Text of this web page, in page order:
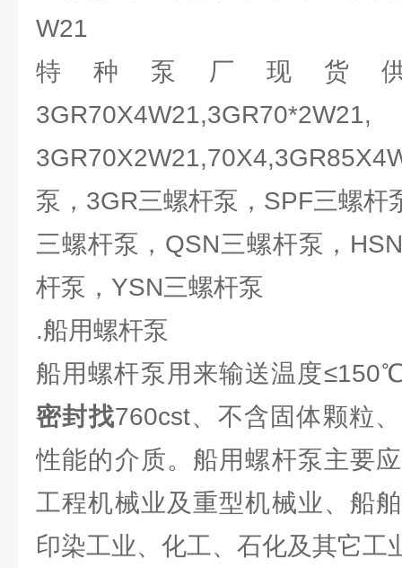
W21
特种泵厂现货
泵，3GR三螺杆泵，SPF三螺杆
三螺杆泵，QSN三螺杆泵，
杆泵，YSN三螺杆泵
.船用螺杆泵
船用螺杆泵用来输送温度
密封找760cst、不含固体颗粒
性能的介质。船用螺杆泵主要
工程机械业及重型机械业、船
印染工业、化工、石化及其它工